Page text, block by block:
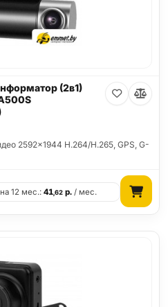
(2в1)
2592x1944 H.264/H.265, GPS, G-
12 мес.:41,62 р. / мес.